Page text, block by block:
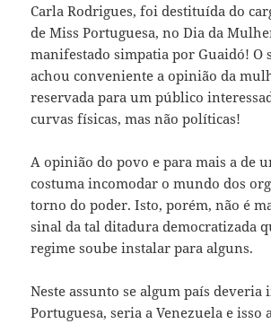
Carla Rodrigues, foi destituída do
de Miss Portuguesa, no Dia da
manifestado simpatia por Guaidó! O
achou conveniente a opinião da
reservada para um público
curvas físicas, mas não políticas!
A opinião do povo e para mais a de
costuma incomodar o mundo dos
torno do poder. Isto, porém, não é
sinal da tal ditadura democratizada
regime soube instalar para alguns.
Neste assunto se algum país deveria
Portuguesa, seria a Venezuela e isso